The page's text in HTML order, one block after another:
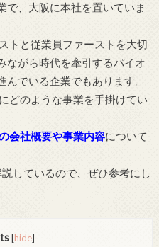
で、大阪に本社を置いていま
トと従業員ファーストを大切
ながら時代を牽引するパイオ
でいる企業でもあります。
どのような事業を手掛けてい
会社概要や事業内容について
しているので、ぜひ参考にし
[hide]